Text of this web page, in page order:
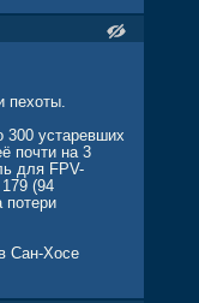
пехоты.
устаревших
почти на 3
для FPV-
(94
потери
Сан-Хосе